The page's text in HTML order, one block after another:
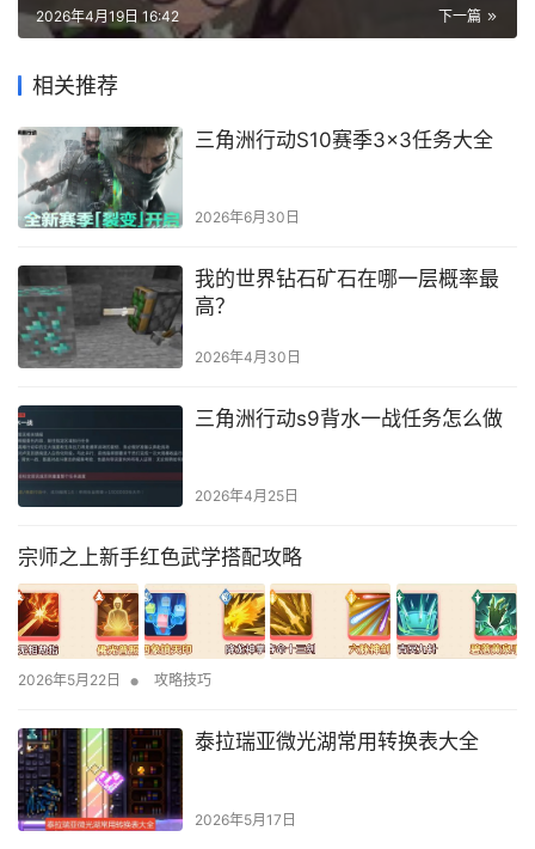
下一篇
2026年4月19日 16:42
相关推荐
三角洲行动S10赛季3×3任务大全
2026年6月30日
我的世界钻石矿石在哪一层概率最
高？
2026年4月30日
三角洲行动s9背水一战任务怎么做
2026年4月25日
宗师之上新手红色武学搭配攻略
2026年5月22日 • 攻略技巧
泰拉瑞亚微光湖常用转换表大全
2026年5月17日